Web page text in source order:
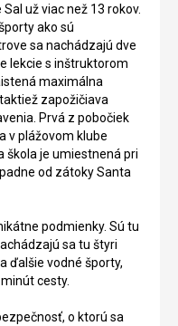
už viac než 13 rokov.
ako sú
sa nachádzajú dve
lekcie s inštruktorom
maximálna
zapožičiava
Prvá z pobočiek
v plážovom klube
škola je umiestnená pri
od zátoky Santa
podmienky. Sú tu
sa tu štyri
ďalšie vodné športy,
cesty.
o ktorú sa